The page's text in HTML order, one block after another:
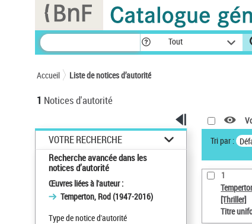
Tout
Accueil Liste de notices d’autorité
1 Notices d'autorité
VOTRE RECHERCHE
Recherche avancée dans les
notices d’autorité
Œuvres liées à l'auteur :
Temperton, Rod (1947-2016)
Type de notice d'autorité
Tri par :
1
[Thriller]
Titre
Panneau de gestion des cookies